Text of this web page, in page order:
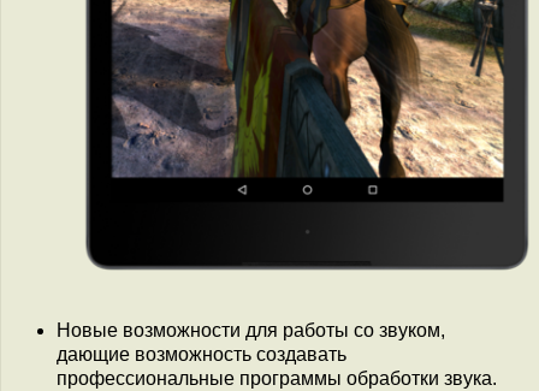
Новые возможности для работы со звуком,
дающие возможность создавать
профессиональные программы обработки звука.